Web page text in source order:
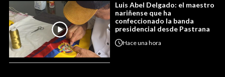
Luis Abel Delgado: el maestro
nariñense que ha
confeccionado la banda
presidencial desde Pastrana
Haceuna hora